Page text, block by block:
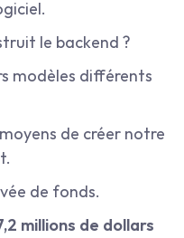
le backend ?
modèles différents
de créer notre
de fonds.
millions de dollars